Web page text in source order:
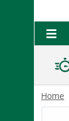
Home